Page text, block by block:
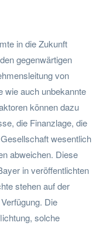
in die Zukunft
gegenwärtigen
von
wie auch unbekannte
können dazu
die Finanzlage, die
wesentlich
abweichen. Diese
in veröffentlichten
stehen auf der
Die
solche